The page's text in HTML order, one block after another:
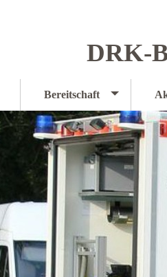
DRK-
Bereitschaft